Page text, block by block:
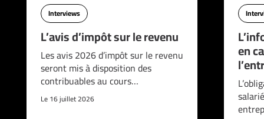
Interviews
L’avis d’impôt sur le revenu
Les avis 2026 d’impôt sur le revenu
seront mis à disposition des
contribuables au cours…
Le 16 juillet 2026
en